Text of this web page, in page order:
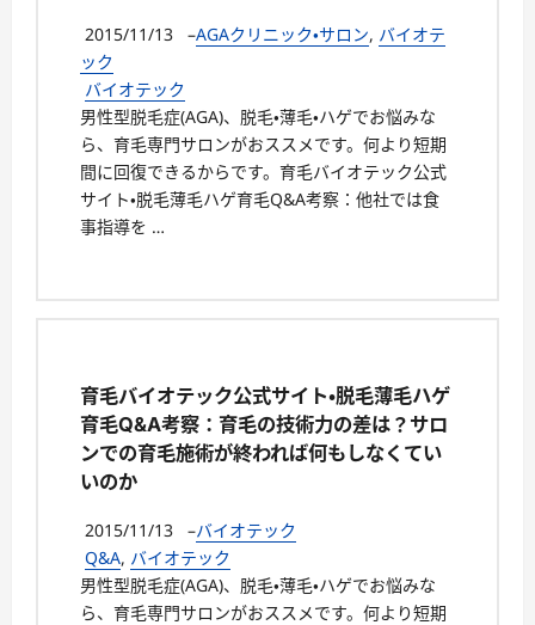
2015/11/13 –AGAクリニック・サロン, バイオテ
ック
バイオテック
男性型脱毛症(AGA)、脱毛・薄毛・ハゲでお悩みな
ら、育毛専門サロンがおススメです。何より短期
間に回復できるからです。育毛バイオテック公式
サイト・脱毛薄毛ハゲ育毛Q&A考察：他社では食
事指導を …
育毛バイオテック公式サイト・脱毛薄毛ハゲ
育毛Q&A考察：育毛の技術力の差は？サロ
ンでの育毛施術が終われば何もしなくてい
いのか
2015/11/13 –バイオテック
Q&A, バイオテック
男性型脱毛症(AGA)、脱毛・薄毛・ハゲでお悩みな
ら、育毛専門サロンがおススメです。何より短期